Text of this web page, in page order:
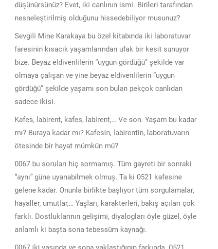
düşünürsünüz? Evet, iki canlının ismi. Birileri tarafından
nesneleştirilmiş olduğunu hissedebiliyor musunuz?
Sevgili Mine Karakaya bu özel kitabında iki laboratuvar
faresinin kısacık yaşamlarından ufak bir kesit sunuyor
bize. Beyaz eldivenlilerin “uygun gördüğü” şekilde var
olmaya çalışan ve yine beyaz eldivenlilerin “uygun
gördüğü” şekilde yaşamı son bulan pekçok canlıdan
sadece ikisi.
Kafes, labirent, kafes, labirent,… Ve son. Yaşam bu kadar
mı? Buraya kadar mı? Kafesin, labirentin, laboratuvarın
ötesinde bir hayat mümkün mü?
0067 bu soruları hiç sormamış. Tüm gayreti bir sonraki
“aynı” güne uyanabilmek olmuş. Ta ki 0521 kafesine
gelene kadar. Onunla birlikte başlıyor tüm sorgulamalar,
hayaller, umutlar,… Yaşları, karakterleri, bakış açıları çok
farklı. Dostluklarının gelişimi, diyalogları öyle güzel, öyle
anlamlı ki başta sona tebessüm kaynağı.